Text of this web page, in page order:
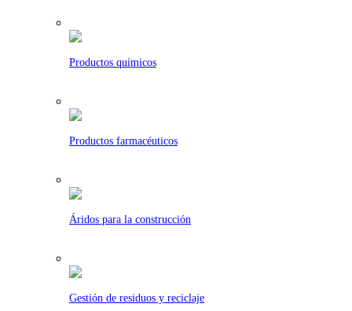
Productos químicos
Productos farmacéuticos
Áridos para la construcción
Gestión de residuos y reciclaje